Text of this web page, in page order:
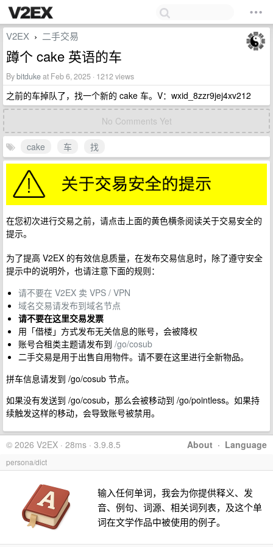
V2EX › 二手交易
蹲个 cake 英语的车
Bybitdukeat Feb 6, 2025 · 1212 views
之前的车掉队了，找一个新的 cake 车。V：wxid_8zzr9jej4xv212
No Comments Yet
cake 车 找
在您初次进行交易之前，请点击上面的黄色横条阅读关于交易安全的
提示。
为了提高 V2EX 的有效信息质量，在发布交易信息时，除了遵守安全
提示中的说明外，也请注意下面的规则：
请不要在 V2EX 卖 VPS / VPN
域名交易请发布到域名节点
请不要在这里交易发票
用「借楼」方式发布无关信息的账号，会被降权
账号合租类主题请发布到 /go/cosub
二手交易是用于出售自用物件。请不要在这里进行全新物品。
拼车信息请发到 /go/cosub 节点。
如果没有发送到 /go/cosub，那么会被移动到 /go/pointless。如果持
续触发这样的移动，会导致账号被禁用。
About · Language
© 2026 V2EX · 28ms · 3.9.8.5
persona/dict
输入任何单词，我会为你提供释义、发
音、例句、词源、相关词列表，及这个单
词在文学作品中被使用的例子。